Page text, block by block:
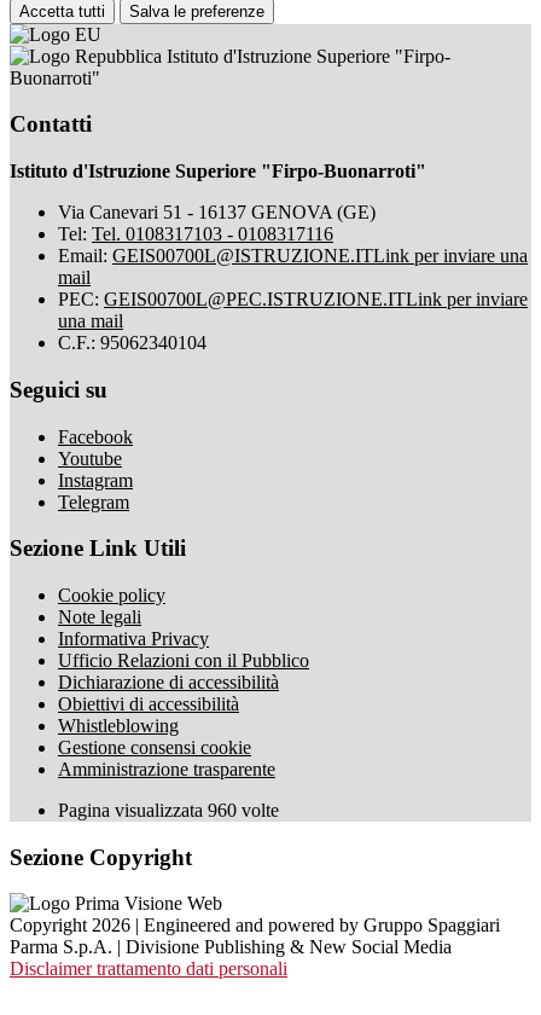
Accetta tutti Salva le preferenze
Istituto d'Istruzione Superiore "Firpo-
Buonarroti"
Contatti
Istituto d'Istruzione Superiore "Firpo-Buonarroti"
Via Canevari 51 - 16137 GENOVA (GE)
Tel: Tel. 0108317103 - 0108317116
Email: GEIS00700L@ISTRUZIONE.ITLink per inviare una
mail
PEC: GEIS00700L@PEC.ISTRUZIONE.ITLink per inviare
una mail
C.F.: 95062340104
Seguici su
Facebook
Youtube
Instagram
Telegram
Sezione Link Utili
Cookie policy
Note legali
Informativa Privacy
Ufficio Relazioni con il Pubblico
Dichiarazione di accessibilità
Obiettivi di accessibilità
Whistleblowing
Gestione consensi cookie
Amministrazione trasparente
Pagina visualizzata 960 volte
Sezione Copyright
Copyright 2026 | Engineered and powered by Gruppo Spaggiari
Parma S.p.A. | Divisione Publishing & New Social Media
Disclaimer trattamento dati personali